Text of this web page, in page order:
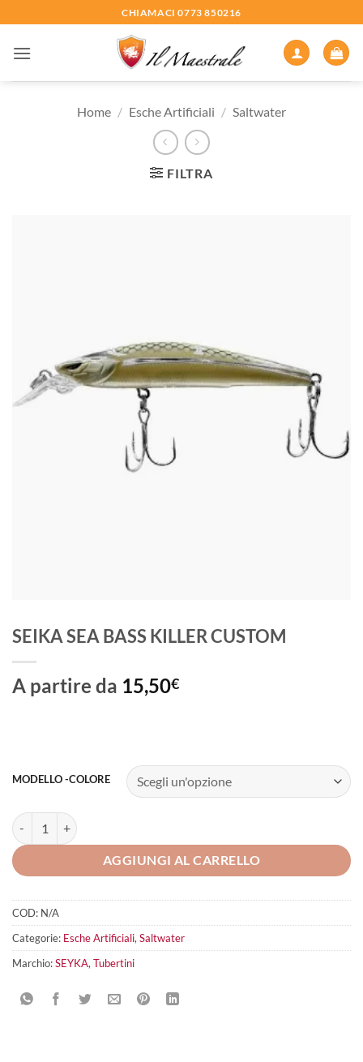
ai
contenuti
CHIAMACI 0773 850216
Home / Esche Artificiali / Saltwater
FILTRA
SEIKA SEA BASS KILLER CUSTOM
A partire da 15,50€
MODELLO -COLORE
SEIKA SEA BASS KILLER CUSTOM quantità
AGGIUNGI AL CARRELLO
COD: N/A
Categorie: Esche Artificiali, Saltwater
Marchio:SEYKA, Tubertini